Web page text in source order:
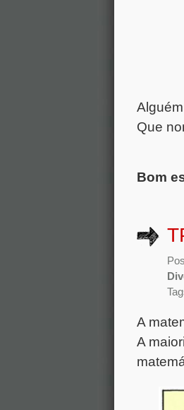
Que
Bom
A
A